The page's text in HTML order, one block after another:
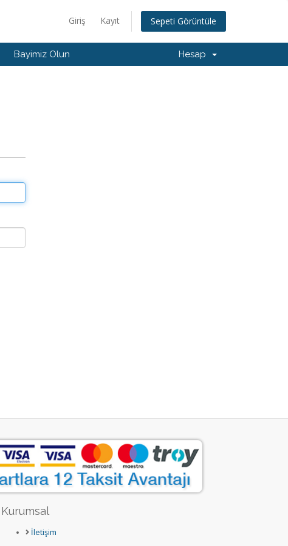
Giriş Kayıt Sepeti Görüntüle
Bayimiz Olun Hesap
Kurumsal
İletişim